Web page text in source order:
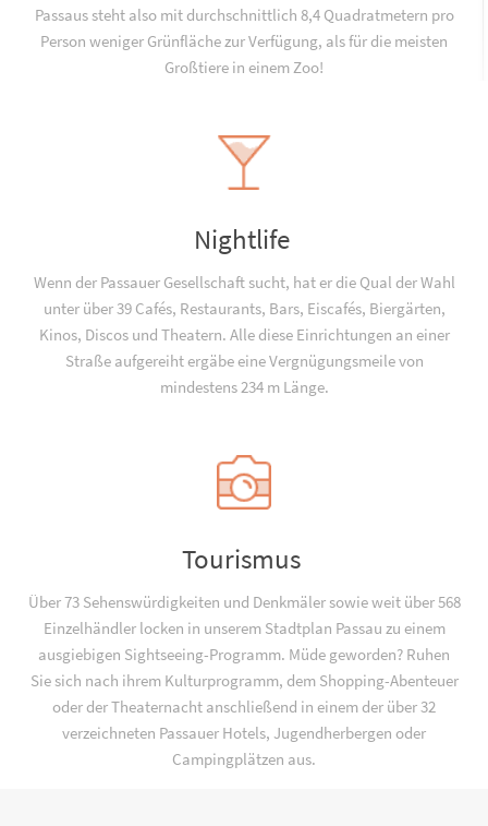
Passaus steht also mit durchschnittlich 8,4 Quadratmetern pro
Person weniger Grünfläche zur Verfügung, als für die meisten
Großtiere in einem Zoo!
Nightlife
Wenn der Passauer Gesellschaft sucht, hat er die Qual der Wahl
unter über 39 Cafés, Restaurants, Bars, Eiscafés, Biergärten,
Kinos, Discos und Theatern. Alle diese Einrichtungen an einer
Straße aufgereiht ergäbe eine Vergnügungsmeile von
mindestens 234 m Länge.
Tourismus
Über 73 Sehenswürdigkeiten und Denkmäler sowie weit über 568
Einzelhändler locken in unserem Stadtplan Passau zu einem
ausgiebigen Sightseeing-Programm. Müde geworden? Ruhen
Sie sich nach ihrem Kulturprogramm, dem Shopping-Abenteuer
oder der Theaternacht anschließend in einem der über 32
verzeichneten Passauer Hotels, Jugend­­herbergen oder
Campingplätzen aus.